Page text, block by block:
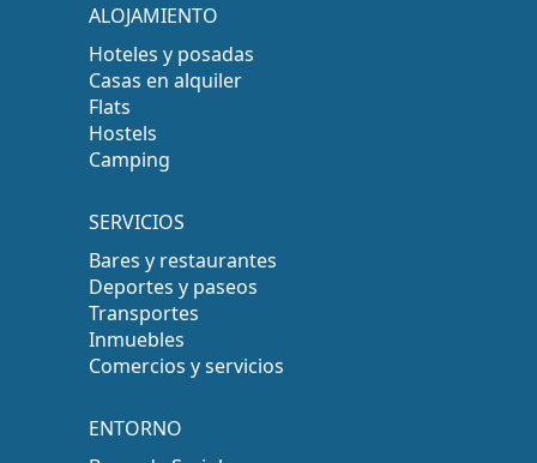
ALOJAMIENTO
Hoteles y posadas
Casas en alquiler
Flats
Hostels
Camping
SERVICIOS
Bares y restaurantes
Deportes y paseos
Transportes
Inmuebles
Comercios y servicios
ENTORNO